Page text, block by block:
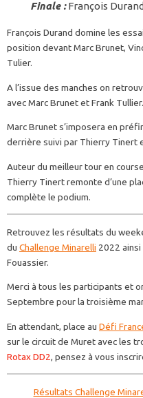
Finale :François
François Durand domine les
position devant Marc Brunet,
Tulier.
A l’issue des manches on
avec Marc Brunet et Frank Tullier.
Marc Brunet s’imposera en
derrière suivi par Thierry Tinert
Auteur du meilleur tour en
Thierry Tinert remonte d’une
complète le podium.
Retrouvez les résultats du
du Challenge Minarelli 2022
Fouassier.
Merci à tous les participants et
Septembre pour la troisième
En attendant, place au Défi
sur le circuit de Muret avec les
Rotax DD2, pensez à vous
Résultats Challenge